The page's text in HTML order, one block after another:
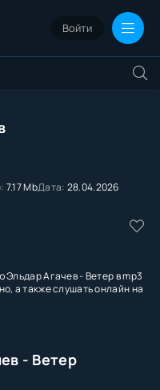
Войти
7.17 MbДата: 28.04.2026
Агачев - Ветер в mp3
а также слушать онлайн на
- Ветер